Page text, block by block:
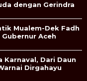
dengan Gerindra
Mualem-Dek Fadh
Aceh
Karnaval, Dari Daun
Dirgahayu